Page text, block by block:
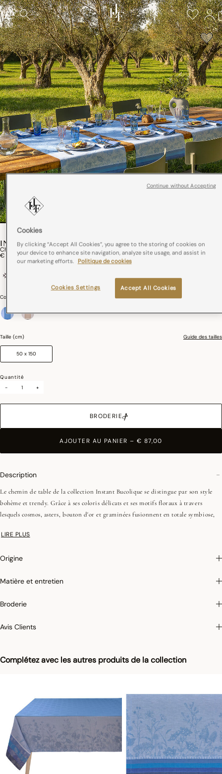
INSTANT BUCOLIQUE
Chemin De Table Instant Bucolique Lin
€ 87,00
Couleurs :
Taille (cm) Guide des tailles
50 x 150
Quantité
-
+
BRODERIE
AJOUTER AU PANIER – € 87,00
Complétez avec les autres produits de la collection
Description
Le chemin de table de la collection Instant Bucolique se distingue par son style
bohème et trendy. Grâce à ses coloris délicats et ses motifs floraux à travers
lesquels cosmos, asters, bouton d'or et graminées fusionnent en totale symbiose,
champêtre et élégant, vous pouvez aussi compléter le look de votre table avec nos
assurer une similitude parfaite avec le produit vendu, notamment en ce qui
LIRE PLUS
Origine
Matière et entretien
Broderie
Avis Clients
Cookies
By clicking “Accept All Cookies”, you agree to the storing of cookies on
your device to enhance site navigation, analyze site usage, and assist in
our marketing efforts. Politique de cookies
Accept All Cookies
Cookies Settings
Continue without Accepting